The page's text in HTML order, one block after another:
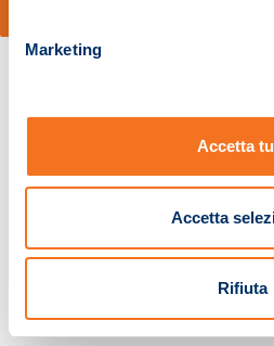
Marketing
Accetta
Accetta
Rifiuta